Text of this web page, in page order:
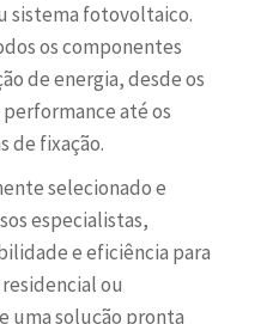
sistema fotovoltaico.
os componentes
de energia, desde os
até os
de fixação.
selecionado e
especialistas,
e eficiência para
ou
uma solução pronta